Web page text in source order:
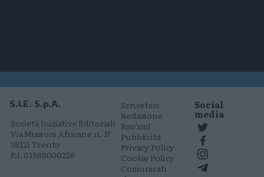
S.I.E. S.p.A.
Società Iniziative Editoriali
Via Missioni Africane n. 17
38121 Trento
P.I. 01568000226
Scriveteci
Redazione
Rss/xml
Pubblicità
Privacy Policy
Cookie Policy
Comunicati
Social
media